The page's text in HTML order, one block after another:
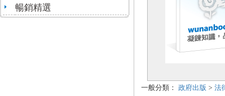
暢銷精選
一般分類： 政府出版 > 法